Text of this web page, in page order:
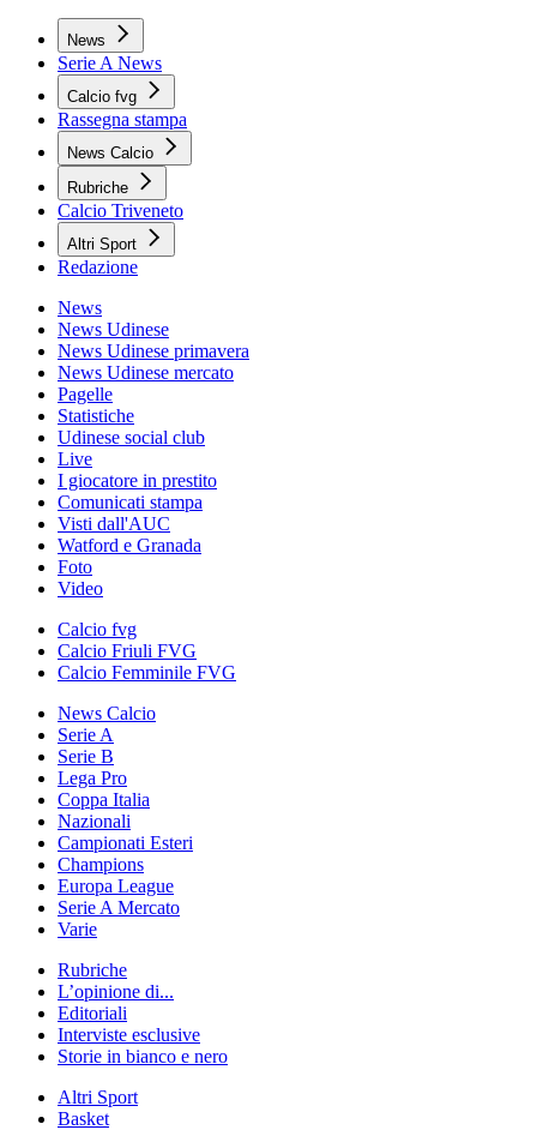
News
Serie A News
Calcio fvg
Rassegna stampa
News Calcio
Rubriche
Calcio Triveneto
Altri Sport
Redazione
News
News Udinese
News Udinese primavera
News Udinese mercato
Pagelle
Statistiche
Udinese social club
Live
I giocatore in prestito
Comunicati stampa
Visti dall'AUC
Watford e Granada
Foto
Video
Calcio fvg
Calcio Friuli FVG
Calcio Femminile FVG
News Calcio
Serie A
Serie B
Lega Pro
Coppa Italia
Nazionali
Campionati Esteri
Champions
Europa League
Serie A Mercato
Varie
Rubriche
L’opinione di...
Editoriali
Interviste esclusive
Storie in bianco e nero
Altri Sport
Basket